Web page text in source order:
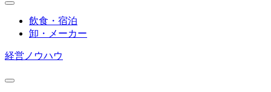
飲食・宿泊
卸・メーカー
経営ノウハウ